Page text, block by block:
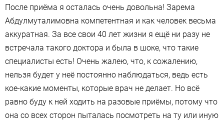
После приёма я осталась очень довольна! Зарема
Абдулмуталимовна компетентная и как человек весьма
аккуратная. За все свои 40 лет жизни я ещё ни разу не
встречала такого доктора и была в шоке, что такие
специалисты есть! Очень жалею, что, к сожалению,
нельзя будет у неё постоянно наблюдаться, ведь есть
кое-какие моменты, которые врач не делает. Но всё
равно буду к ней ходить на разовые приёмы, потому что
она со всех сторон пыталась посмотреть на ту или иную